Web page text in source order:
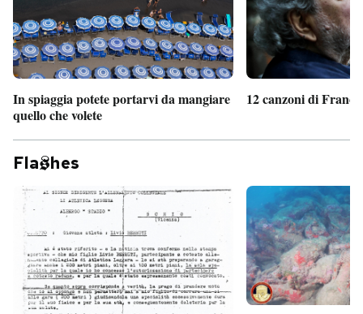
In spiaggia potete portarvi da mangiare
quello che volete
12 canzoni di
Fla hes